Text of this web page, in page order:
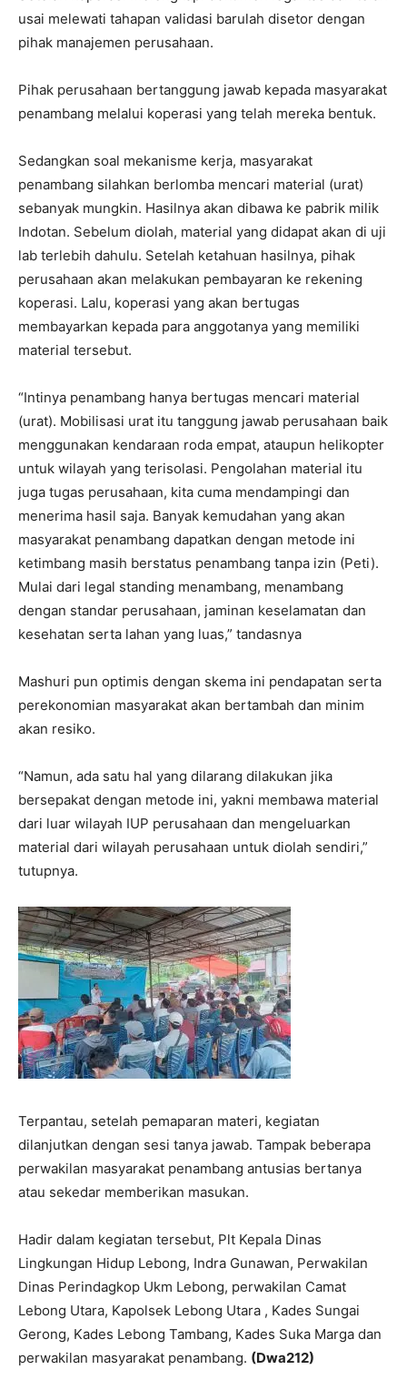
usai melewati tahapan validasi barulah disetor dengan
pihak manajemen perusahaan.
Pihak perusahaan bertanggung jawab kepada masyarakat
penambang melalui koperasi yang telah mereka bentuk.
Sedangkan soal mekanisme kerja, masyarakat
penambang silahkan berlomba mencari material (urat)
sebanyak mungkin. Hasilnya akan dibawa ke pabrik milik
Indotan. Sebelum diolah, material yang didapat akan di uji
lab terlebih dahulu. Setelah ketahuan hasilnya, pihak
perusahaan akan melakukan pembayaran ke rekening
koperasi. Lalu, koperasi yang akan bertugas
membayarkan kepada para anggotanya yang memiliki
material tersebut.
“Intinya penambang hanya bertugas mencari material
(urat). Mobilisasi urat itu tanggung jawab perusahaan baik
menggunakan kendaraan roda empat, ataupun helikopter
untuk wilayah yang terisolasi. Pengolahan material itu
juga tugas perusahaan, kita cuma mendampingi dan
menerima hasil saja. Banyak kemudahan yang akan
masyarakat penambang dapatkan dengan metode ini
ketimbang masih berstatus penambang tanpa izin (Peti).
Mulai dari legal standing menambang, menambang
dengan standar perusahaan, jaminan keselamatan dan
kesehatan serta lahan yang luas,” tandasnya
Mashuri pun optimis dengan skema ini pendapatan serta
perekonomian masyarakat akan bertambah dan minim
akan resiko.
“Namun, ada satu hal yang dilarang dilakukan jika
bersepakat dengan metode ini, yakni membawa material
dari luar wilayah IUP perusahaan dan mengeluarkan
material dari wilayah perusahaan untuk diolah sendiri,”
tutupnya.
Terpantau, setelah pemaparan materi, kegiatan
dilanjutkan dengan sesi tanya jawab. Tampak beberapa
perwakilan masyarakat penambang antusias bertanya
atau sekedar memberikan masukan.
Hadir dalam kegiatan tersebut, Plt Kepala Dinas
Lingkungan Hidup Lebong, Indra Gunawan, Perwakilan
Dinas Perindagkop Ukm Lebong, perwakilan Camat
Lebong Utara, Kapolsek Lebong Utara , Kades Sungai
Gerong, Kades Lebong Tambang, Kades Suka Marga dan
perwakilan masyarakat penambang. (Dwa212)